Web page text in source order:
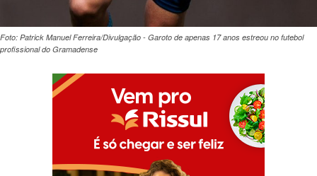
Foto: Patrick Manuel Ferreira/Divulgação - Garoto de apenas 17 anos estreou no futebol
profissional do Gramadense